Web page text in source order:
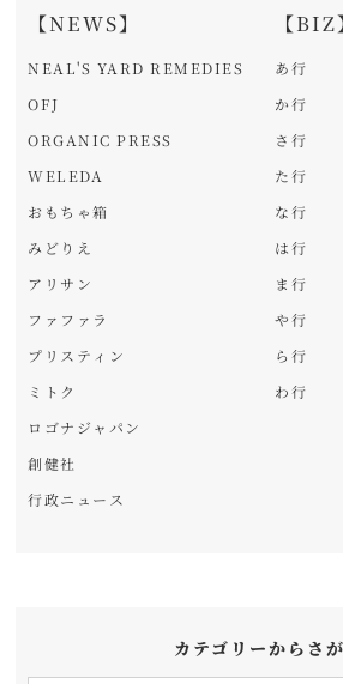
【NEWS】
NEAL'S YARD REMEDIES
OFJ
ORGANIC PRESS
WELEDA
おもちゃ箱
みどりえ
アリサン
ファファラ
プリスティン
ミトク
ロゴナジャパン
創健社
行政ニュース
【BIZ
あ行
か行
さ行
た行
な行
は行
ま行
や行
ら行
わ行
カテゴリーからさ